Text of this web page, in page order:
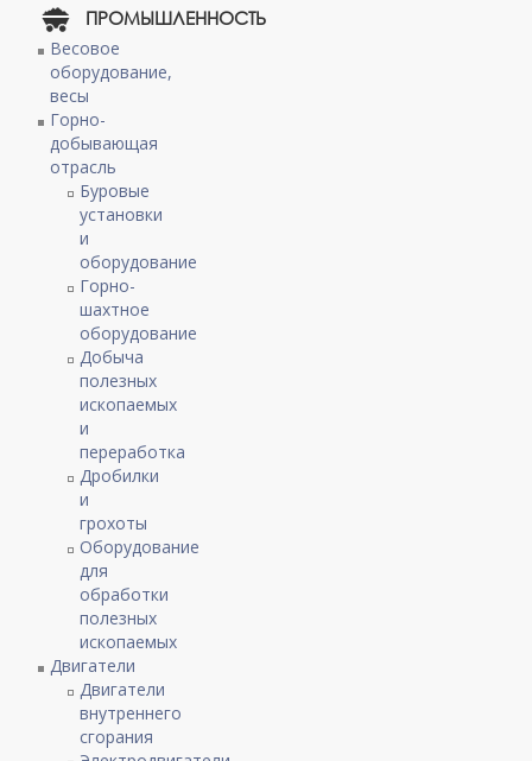
ПРОМЫШЛЕННОСТЬ
Весовое
оборудование,
весы
Горно-
добывающая
отрасль
Буровые
установки
и
оборудование
Горно-
шахтное
оборудование
Добыча
полезных
ископаемых
и
переработка
Дробилки
и
грохоты
Оборудование
для
обработки
полезных
ископаемых
Двигатели
Двигатели
внутреннего
сгорания